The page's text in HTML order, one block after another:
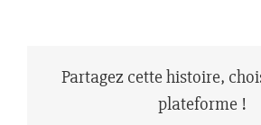
Partagez cette histoire,
plateforme !